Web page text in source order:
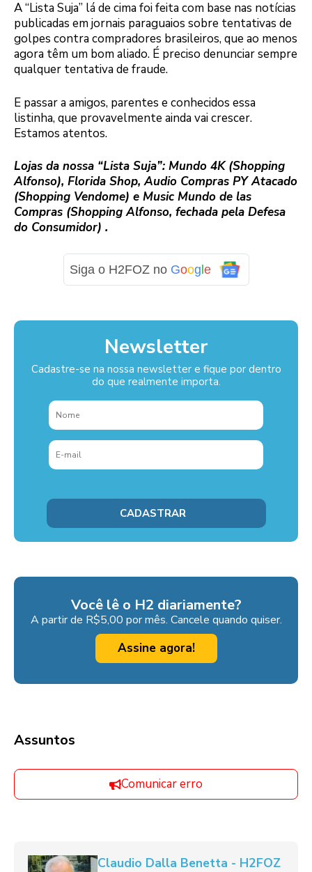
A “Lista Suja” lá de cima foi feita com base nas notícias
publicadas em jornais paraguaios sobre tentativas de
golpes contra compradores brasileiros, que ao menos
agora têm um bom aliado. É preciso denunciar sempre
qualquer tentativa de fraude.
E passar a amigos, parentes e conhecidos essa
listinha, que provavelmente ainda vai crescer.
Estamos atentos.
Lojas da nossa “Lista Suja”: Mundo 4K (Shopping
Alfonso), Florida Shop, Audio Compras PY Atacado
(Shopping Vendome) e Music Mundo de las
Compras (Shopping Alfonso, fechada pela Defesa
do Consumidor) .
Siga o H2FOZ no Google
Newsletter
Cadastre-se na nossa newsletter e fique por dentro
do que realmente importa.
Você lê o H2 diariamente?
A partir de R$5,00 por mês. Cancele quando quiser.
Assine agora!
Assuntos
Comunicar erro
Claudio Dalla Benetta - H2FOZ